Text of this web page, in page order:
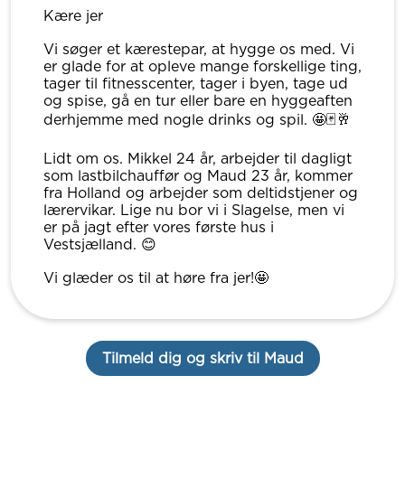
Kære jer
Vi søger et kærestepar, at hygge os med. Vi
er glade for at opleve mange forskellige ting,
tager til fitnesscenter, tager i byen, tage ud
og spise, gå en tur eller bare en hyggeaften
derhjemme med nogle drinks og spil. 🤩🃏🥂
Lidt om os. Mikkel 24 år, arbejder til dagligt
som lastbilchauffør og Maud 23 år, kommer
fra Holland og arbejder som deltidstjener og
lærervikar. Lige nu bor vi i Slagelse, men vi
er på jagt efter vores første hus i
Vestsjælland. 😊
Vi glæder os til at høre fra jer!🤩
Tilmeld dig og skriv til Maud